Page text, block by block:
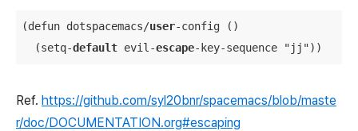
(defun dotspacemacs/user-config ()
  (setq
-default evil -escape- key-sequence "jj"))
Ref. https://github.com/syl20bnr/spacemacs/blob/maste
r/doc/DOCUMENTATION.org#escaping